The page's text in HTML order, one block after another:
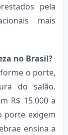
pela
mais
no Brasil?
o porte,
do salão.
R$ 15.000 a
porte exigem
ensina a